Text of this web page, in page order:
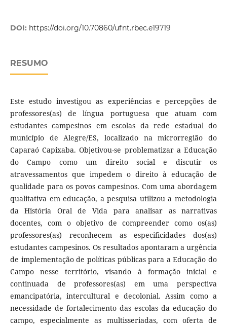
DOI: https://doi.org/10.70860/ufnt.rbec.e19719
RESUMO
Este estudo investigou as experiências e percepções de
professores(as) de língua portuguesa que atuam com
estudantes campesinos em escolas da rede estadual do
município de Alegre/ES, localizado na microrregião do
Caparaó Capixaba. Objetivou-se problematizar a Educação
do Campo como um direito social e discutir os
atravessamentos que impedem o direito à educação de
qualidade para os povos campesinos. Com uma abordagem
qualitativa em educação, a pesquisa utilizou a metodologia
da História Oral de Vida para analisar as narrativas
docentes, com o objetivo de compreender como os(as)
professores(as) reconhecem as especificidades dos(as)
estudantes campesinos. Os resultados apontaram a urgência
de implementação de políticas públicas para a Educação do
Campo nesse território, visando à formação inicial e
continuada de professores(as) em uma perspectiva
emancipatória, intercultural e decolonial. Assim como a
necessidade de fortalecimento das escolas da educação do
campo, especialmente as multisseriadas, com oferta de